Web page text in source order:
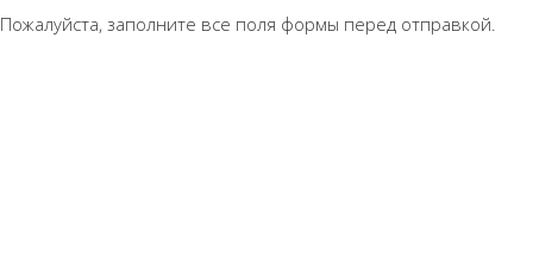
Пожалуйста, заполните все поля формы перед отправкой.